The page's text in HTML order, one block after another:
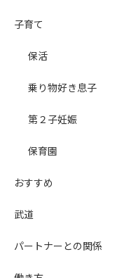
子育て
保活
乗り物好き息子
第２子妊娠
保育園
おすすめ
武道
パートナーとの関係